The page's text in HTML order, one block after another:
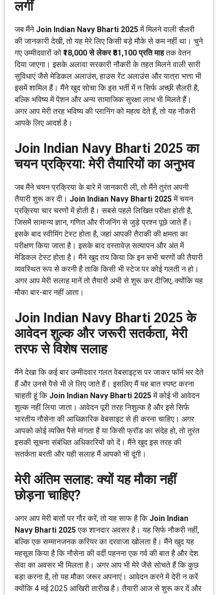
लगीं
जब मैंने Join Indian Navy Bharti 2025में मिलने वाली सैलरी
की जानकारी देखी, तो यह मेरे लिए किसी बड़े मौके से कम नहीं था। चुने
गए उम्मीदवारों को ₹18,000 से लेकर ₹81,100 प्रति माहतक वेतन
दिया जाएगा। इसके अलावा सरकारी नौकरी के तहत मिलने वाली सारी
सुविधाएं जैसे मेडिकल अलाउंस, हाउस रेंट अलाउंस और यात्रा भत्ता भी
इसमें शामिल हैं। मैंने खुद सोचा कि इस भर्ती में न सिर्फ अच्छी सैलरी है,
बल्कि भविष्य में पेंशन और अन्य सामाजिक सुरक्षा लाभ भी मिलते हैं।
अगर आप मेरी तरह भविष्य की प्लानिंग को महत्व देते हैं, तो यह नौकरी
आपके लिए आदर्श है।
Join Indian Navy Bharti 2025 का
चयन प्रक्रिया: मेरी तैयारियों का अनुभव
जब मैंने चयन प्रक्रिया के बारे में जानकारी ली, तो मैंने तुरंत अपनी
तैयारी शुरू कर दी। Join Indian Navy Bharti 2025में चयन
प्रक्रिया चार चरणों में होती है। सबसे पहले लिखित परीक्षा होती है,
जिसमें सामान्य ज्ञान, गणित और रीजनिंग से जुड़े प्रश्न पूछे जाते हैं।
इसके बाद स्वीमिंग टेस्ट होता है, जहां आपकी तैराकी की क्षमता का
परीक्षण किया जाता है। इसके बाद दस्तावेज़ सत्यापन और अंत में
मेडिकल टेस्ट होता है। मैंने खुद तय किया कि इन सभी चरणों की तैयारी
व्यवस्थित रूप से करनी है ताकि किसी भी स्टेज पर कोई गलती न हो।
अगर आप मेरी सलाह मानें तो तैयारी अभी से शुरू कर दीजिए, क्योंकि यह
मौका बार-बार नहीं आता।
Join Indian Navy Bharti 2025 के
आवेदन शुल्क और जरूरी सतर्कता, मेरी
तरफ से विशेष सलाह
मैंने देखा कि कई बार उम्मीदवार गलत वेबसाइट्स पर जाकर फॉर्म भर देते
हैं और उनसे पैसे भी ले लिए जाते हैं। इसलिए मैं यह बात स्पष्ट करना
चाहती हूं कि Join Indian Navy Bharti 2025में कोई भी आवेदन
शुल्क नहीं लिया जाता। आवेदन पूरी तरह निशुल्क है और इसे सिर्फ
भारतीय नौसेना की आधिकारिक वेबसाइट से ही करना चाहिए। अगर
आपको कोई व्यक्ति पैसे मांगता है या किसी फ्रॉड का संदेह हो, तो तुरंत
इसकी सूचना संबंधित अधिकारियों को दें। मैंने खुद इस तरह की
सतर्कता बरती और यही सलाह मैं आपको भी दूंगी।
मेरी अंतिम सलाह: क्यों यह मौका नहीं
छोड़ना चाहिए?
अगर आप मेरी बातों पर गौर करें, तो यह साफ है कि Join Indian
Navy Bharti 2025एक शानदार अवसर है। यह सिर्फ नौकरी नहीं,
बल्कि एक सम्मानजनक करियर का दरवाजा खोलता है। मैंने खुद यह
महसूस किया है कि नौसेना की वर्दी पहनना एक गर्व की बात है और देश
सेवा का अवसर भी मिलता है। अगर आप भी मेरे जैसे सोचते हैं कि कुछ
बड़ा करना है, तो यह मौका जरूर अपनाएं। आवेदन करने में देरी न करें
क्योंकि 4 मई 2025 आखिरी तारीख है। तैयारी आज से शुरू कर दें और